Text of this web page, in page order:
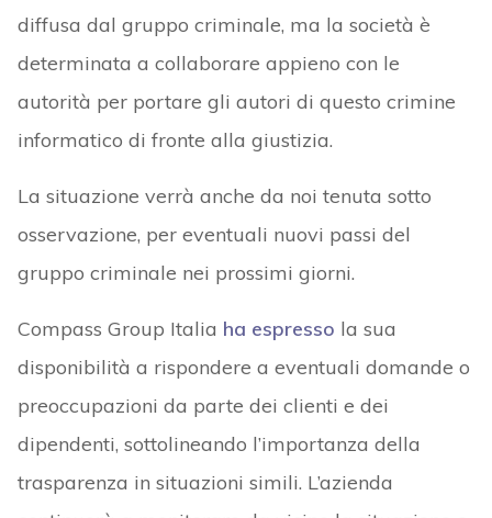
diffusa dal gruppo criminale, ma la società è
determinata a collaborare appieno con le
autorità per portare gli autori di questo crimine
informatico di fronte alla giustizia.
La situazione verrà anche da noi tenuta sotto
osservazione, per eventuali nuovi passi del
gruppo criminale nei prossimi giorni.
Compass Group Italia ha espresso la sua
disponibilità a rispondere a eventuali domande o
preoccupazioni da parte dei clienti e dei
dipendenti, sottolineando l’importanza della
trasparenza in situazioni simili. L’azienda